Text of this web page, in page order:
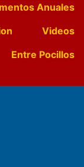
Anuales
Videos
Entre Pocillos